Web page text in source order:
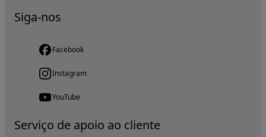
Siga-nos
Facebook
Instagram
YouTube
Serviço de apoio ao cliente